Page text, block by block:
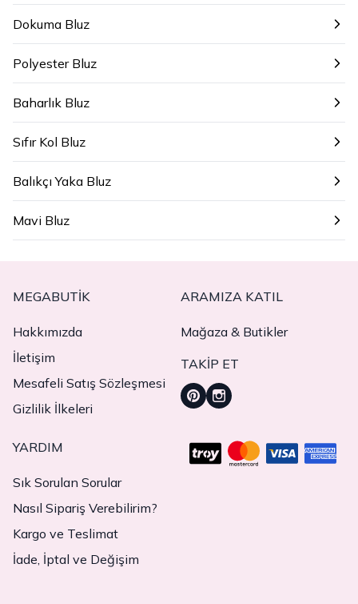
Dokuma Bluz
Polyester Bluz
Baharlık Bluz
Sıfır Kol Bluz
Balıkçı Yaka Bluz
Mavi Bluz
MEGABUTIK
Hakkımızda
İletişim
Mesafeli Satış Sözleşmesi
Gizlilik İlkeleri
ARAMIZA KATIL
Mağaza & Butikler
TAKIP ET
YARDIM
Sık Sorulan Sorular
Nasıl Sipariş Verebilirim?
Kargo ve Teslimat
İade, İptal ve Değişim